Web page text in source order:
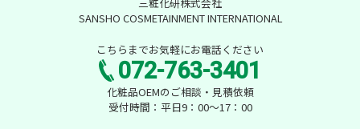
SANSHO COSMETAINMENT INTERNATIONAL
こちらまでお気軽にお電話ください
072-763-3401
化粧品OEMのご相談・見積依頼
受付時間：平日9：00～17：00